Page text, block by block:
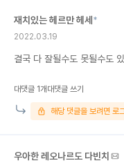
재치있는 헤르만 헤세 *
2022.03.19
결국 다 잘될수도 못될수도
대댓글 1개대댓글 쓰기
해당 댓글을 보려면 로
우아한 레오나르도 다빈치